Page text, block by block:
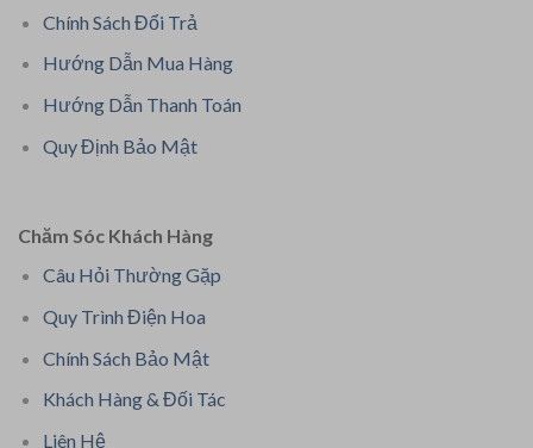
Chính Sách Đổi Trả
Hướng Dẫn Mua Hàng
Hướng Dẫn Thanh Toán
Quy Định Bảo Mật
Chăm Sóc Khách Hàng
Câu Hỏi Thường Gặp
Quy Trình Điện Hoa
Chính Sách Bảo Mật
Khách Hàng & Đối Tác
Liên Hệ